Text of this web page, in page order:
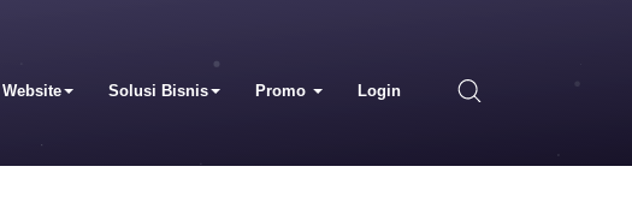
Website Solusi Bisnis Promo Login